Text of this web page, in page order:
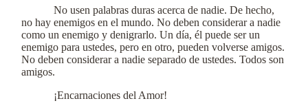
No usen palabras duras acerca de nadie. De hecho,
no hay enemigos en el mundo. No deben considerar a nadie
como un enemigo y denigrarlo. Un día, él puede ser un
enemigo para ustedes, pero en otro, pueden volverse amigos.
No deben considerar a nadie separado de ustedes. Todos son
amigos.
¡Encarnaciones del Amor!